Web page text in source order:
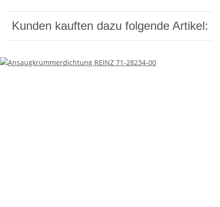
Kunden kauften dazu folgende Artikel: